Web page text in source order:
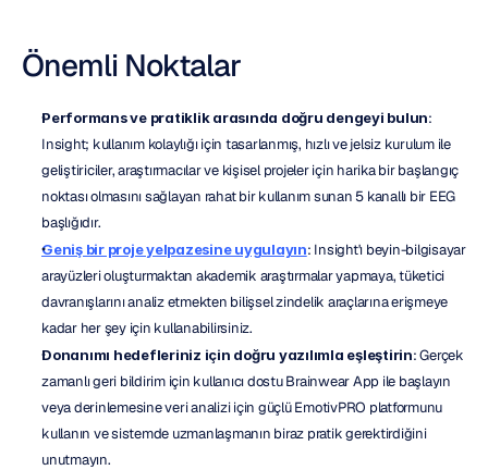
Önemli Noktalar
Performans ve pratiklik arasında doğru dengeyi bulun:
Insight; kullanım kolaylığı için tasarlanmış, hızlı ve jelsiz kurulum ile
geliştiriciler, araştırmacılar ve kişisel projeler için harika bir başlangıç
noktası olmasını sağlayan rahat bir kullanım sunan 5 kanallı bir EEG
başlığıdır.
Geniş bir proje yelpazesine uygulayın: Insight'ı beyin-bilgisayar
arayüzleri oluşturmaktan akademik araştırmalar yapmaya, tüketici
davranışlarını analiz etmekten bilişsel zindelik araçlarına erişmeye
kadar her şey için kullanabilirsiniz.
Donanımı hedefleriniz için doğru yazılımla eşleştirin: Gerçek
zamanlı geri bildirim için kullanıcı dostu Brainwear App ile başlayın
veya derinlemesine veri analizi için güçlü EmotivPRO platformunu
kullanın ve sistemde uzmanlaşmanın biraz pratik gerektirdiğini
unutmayın.